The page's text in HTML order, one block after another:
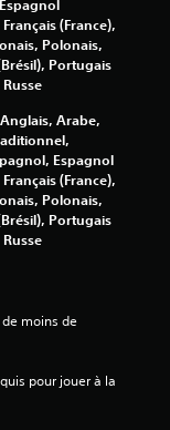
3
0
6
a
v
s
(France),
Polonais,
Portugais
Arabe,
Espagnol
(France),
Polonais,
Portugais
moins de
pour jouer à la